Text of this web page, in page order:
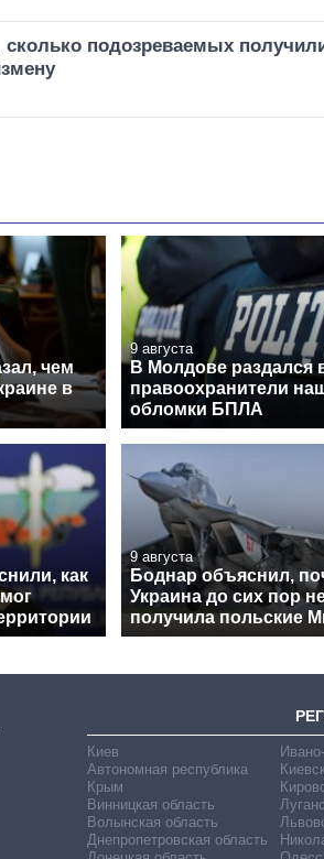
сколько подозреваемых
чем
в
9 августа
В Молдове раздался
правоохранители
обломки БПЛА
как
9 августа
Боднар объяснил,
Украина до сих пор
получила польские
Киев
Автономная республика
Крым
Винницкая область
Волынская область
Днепропетровская область